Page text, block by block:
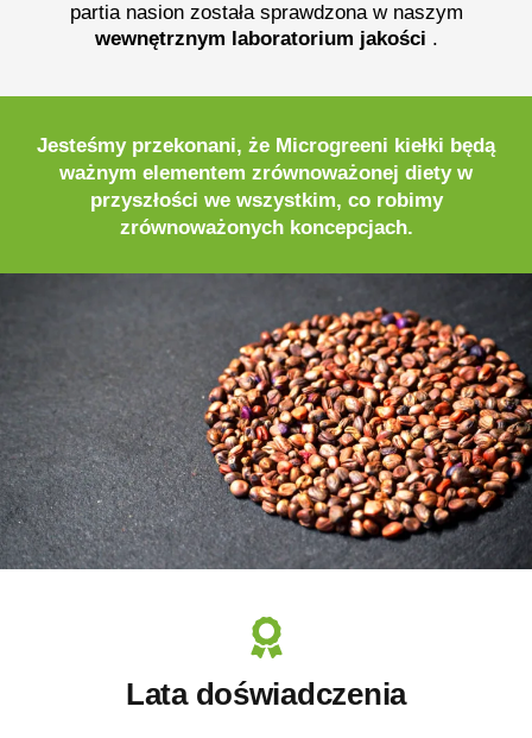
partia nasion została sprawdzona w naszym
wewnętrznym laboratorium jakości .
Jesteśmy przekonani, że Microgreeni kiełki będą
ważnym elementem zrównoważonej diety w
przyszłości we wszystkim, co robimy
zrównoważonych koncepcjach.
Lata doświadczenia